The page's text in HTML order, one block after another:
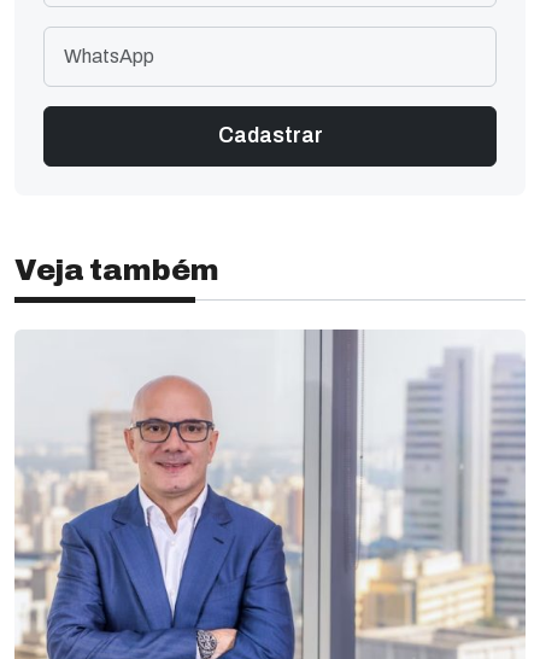
Veja também